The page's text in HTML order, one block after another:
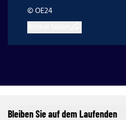
© OE24
Bleiben Sie auf dem Laufenden